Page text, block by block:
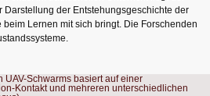
der Entstehungsgeschichte der
Lernen mit sich bringt. Die Forschenden